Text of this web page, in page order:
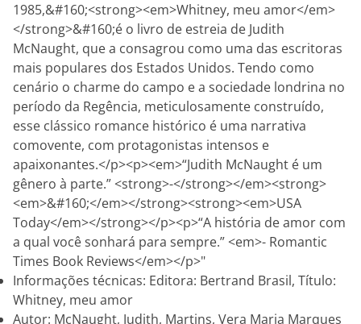
1985,&#160;<strong><em>Whitney, meu amor</em>
</strong>&#160;é o livro de estreia de Judith
McNaught, que a consagrou como uma das escritoras
mais populares dos Estados Unidos. Tendo como
cenário o charme do campo e a sociedade londrina no
período da Regência, meticulosamente construído,
esse clássico romance histórico é uma narrativa
comovente, com protagonistas intensos e
apaixonantes.</p><p><em>“Judith McNaught é um
gênero à parte.” <strong>-</strong></em><strong>
<em>&#160;</em></strong><strong><em>USA
Today</em></strong></p><p>“A história de amor com
a qual você sonhará para sempre.” <em>- Romantic
Times Book Reviews</em></p>"
Informações técnicas: Editora: Bertrand Brasil, Título:
Whitney, meu amor
Autor: McNaught, Judith, Martins, Vera Maria Marques